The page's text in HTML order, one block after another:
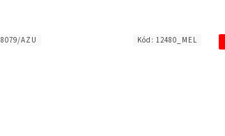
8079/AZU Kód: 12480_MEL